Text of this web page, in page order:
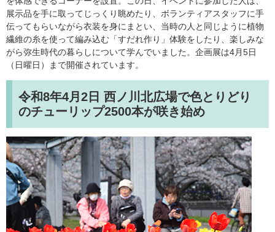
展示品を手に取ってじっくり眺めたり、ボランティアスタッフに手
伝ってもらいながら衣装を身にまとい、当時の人と同じように植物
繊維の糸を使って編み込む「すだれ作り」体験をしたり、楽しみな
がら弥生時代の暮らしについて学んでいました。企画展は4月5日
（日曜日）まで開催されています。
令和8年4月2日 西ノ川北広場で色とりどり
のチューリップ2500本が咲き始め